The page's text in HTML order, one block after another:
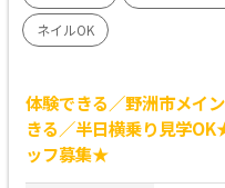
ネイルOK
体験できる／野洲市メイ
きる／半日横乗り見学
ッフ募集★